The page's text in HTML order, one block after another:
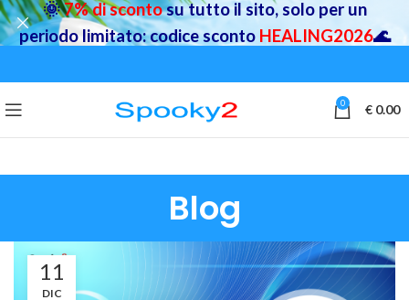
0 € 0.00
Blog
11
DIC
🌞7% di scontosu tutto il sito, solo per un
periodo limitato: codice sconto HEALING2026🌊